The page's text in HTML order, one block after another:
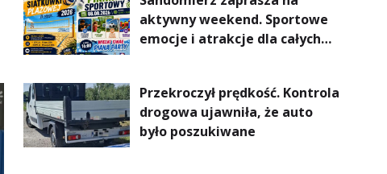
aktywny weekend. Sportowe
emocje i atrakcje dla całych
Przekroczył prędkość. Kontrola
drogowa ujawniła, że auto
było poszukiwane